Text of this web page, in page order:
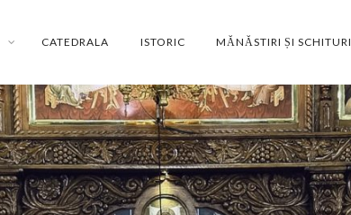
CATEDRALA ISTORIC MĂNĂSTIRI ȘI SCHITURI